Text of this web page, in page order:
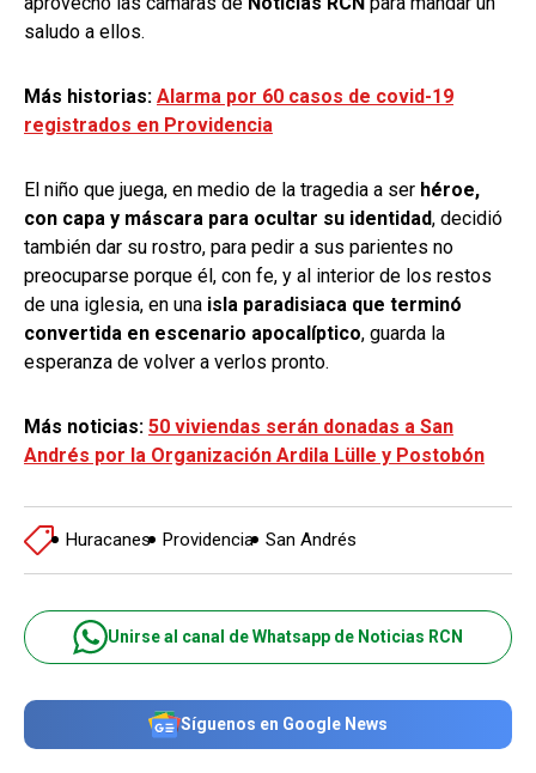
saludo a ellos.
Más historias: Alarma por 60 casos de covid-19
registrados en Providencia
El niño que juega, en medio de la tragedia a ser héroe,
con capa y máscara para ocultar su identidad, decidió
también dar su rostro, para pedir a sus parientes no
preocuparse porque él, con fe, y al interior de los restos
de una iglesia, en una isla paradisiaca que terminó
convertida en escenario apocalíptico, guarda la
esperanza de volver a verlos pronto.
Más noticias: 50 viviendas serán donadas a San
Andrés por la Organización Ardila Lülle y Postobón
Huracanes Providencia San Andrés
Unirse al canal de Whatsapp de Noticias RCN
Síguenos en Google News